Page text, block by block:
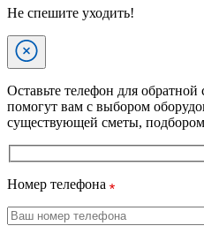
Не спешите уходить!
Оставьте телефон для
помогут вам с выбором
существующей сметы,
Номер телефона